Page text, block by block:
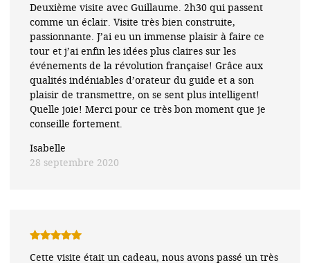
5
Isabelle
28 septembre 2020
Deuxième visite avec Guillaume. 2h30 qui passent
comme un éclair. Visite très bien construite,
passionnante. J’ai eu un immense plaisir à faire ce
tour et j’ai enfin les idées plus claires sur les
événements de la révolution française! Grâce aux
qualités indéniables d’orateur du guide et a son
plaisir de transmettre, on se sent plus intelligent!
Quelle joie! Merci pour ce très bon moment que je
conseille fortement.
5
Cette visite était un cadeau, nous avons passé un très